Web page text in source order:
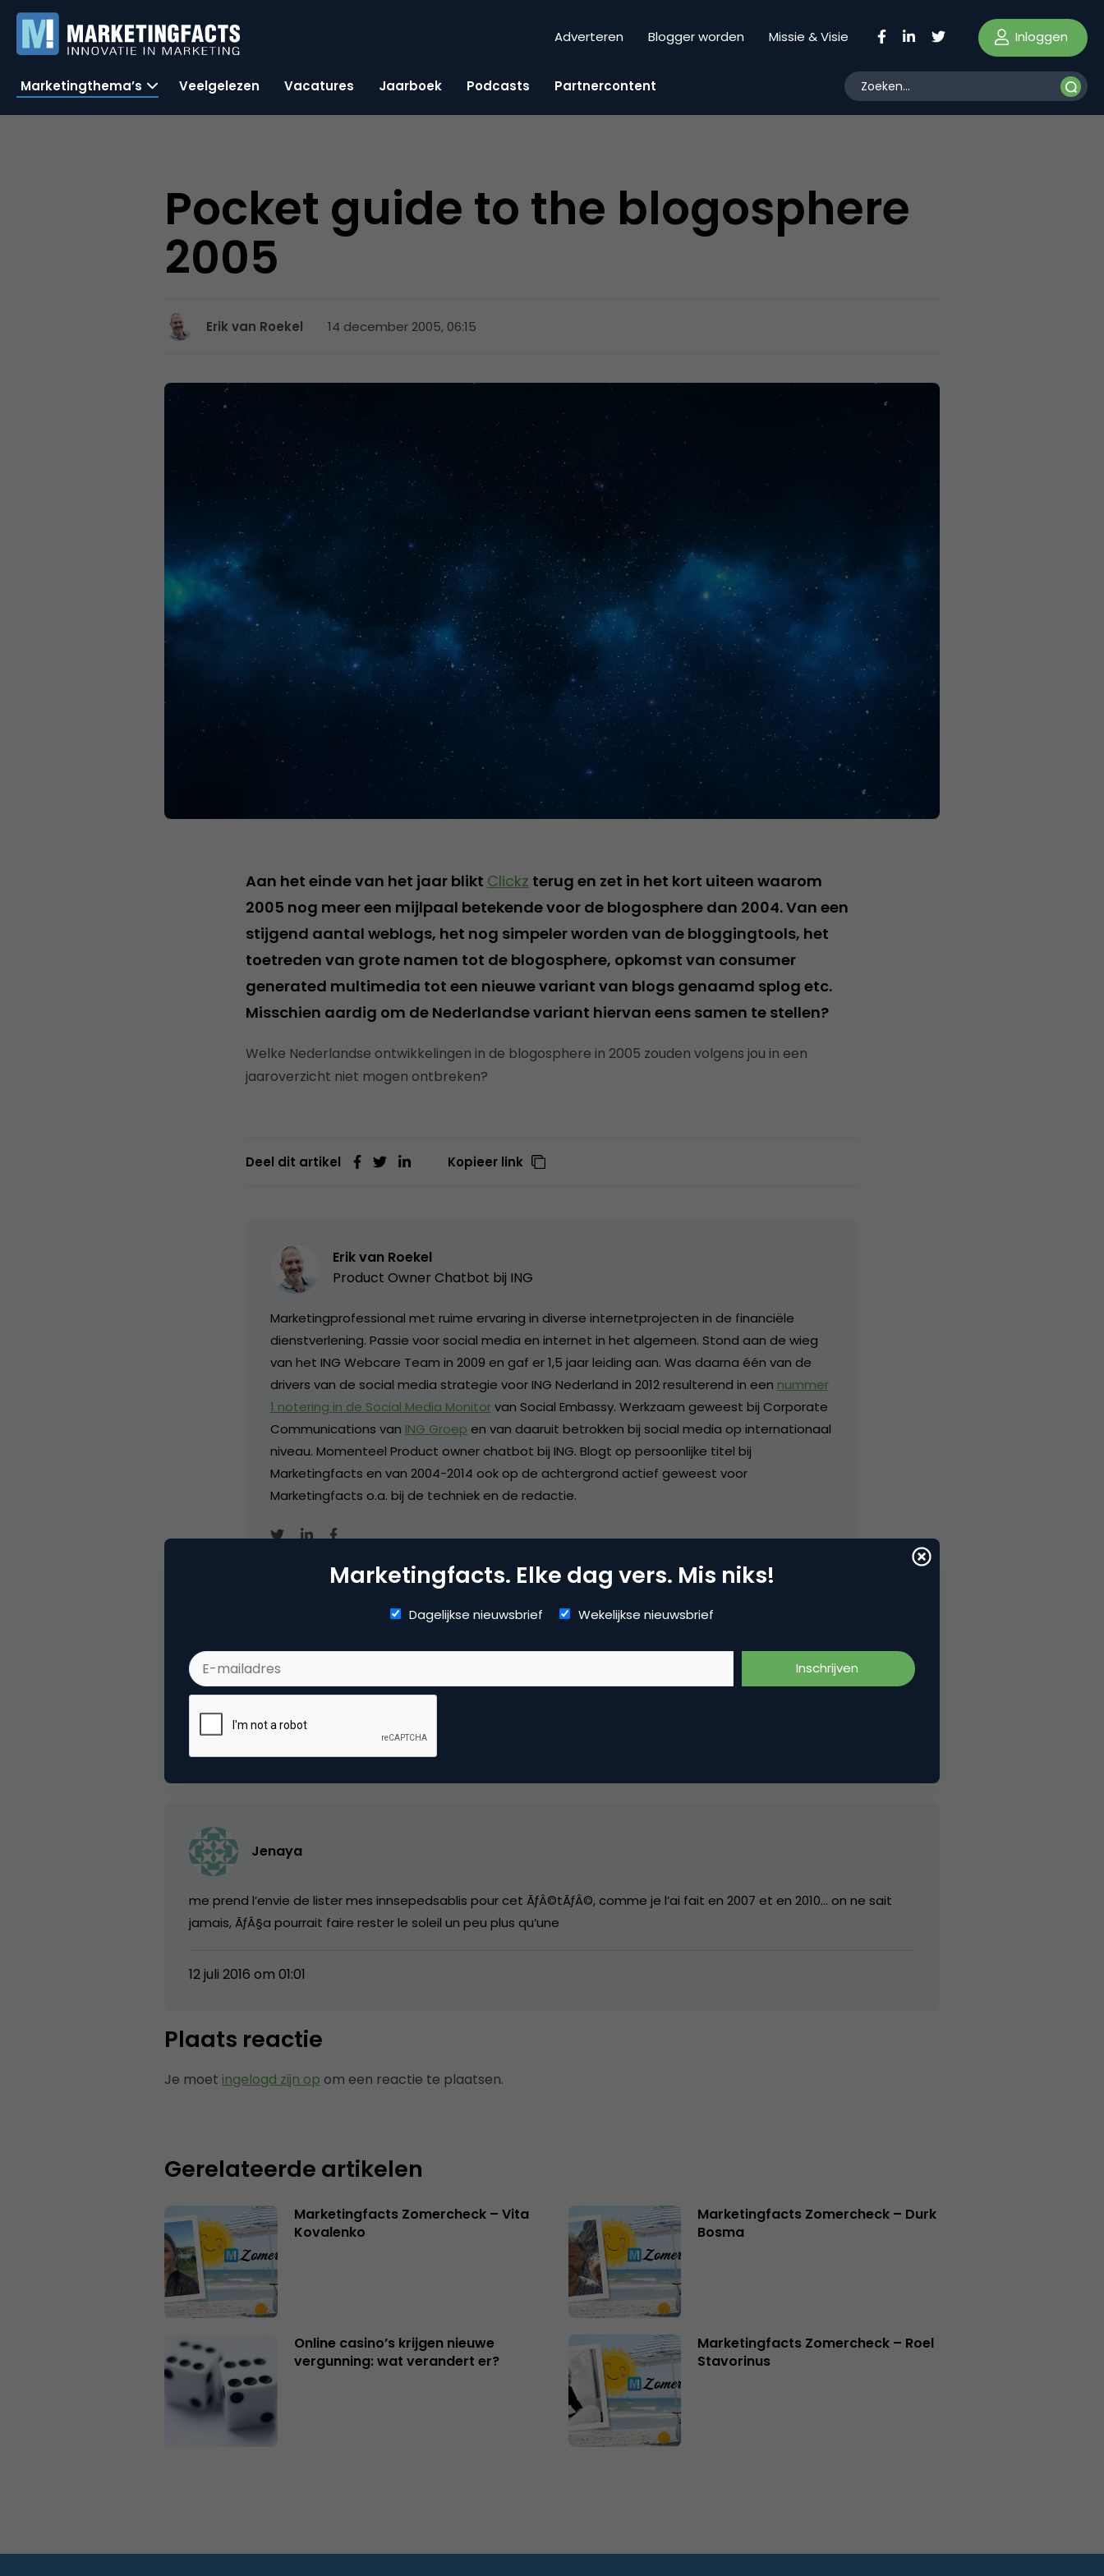
Adverteren Blogger worden Missie & Visie Inloggen
Marketingthema’s Veelgelezen Vacatures Jaarboek Podcasts Partnercontent
Pocket guide to the blogosphere
2005
Erik van Roekel 14 december 2005, 06:15
Aan het einde van het jaar blikt Clickz terug en zet in het kort uiteen waarom
2005 nog meer een mijlpaal betekende voor de blogosphere dan 2004. Van een
stijgend aantal weblogs, het nog simpeler worden van de bloggingtools, het
toetreden van grote namen tot de blogosphere, opkomst van consumer
generated multimedia tot een nieuwe variant van blogs genaamd splog etc.
Misschien aardig om de Nederlandse variant hiervan eens samen te stellen?
Welke Nederlandse ontwikkelingen in de blogosphere in 2005 zouden volgens jou in een
jaaroverzicht niet mogen ontbreken?
Deel dit artikel Kopieer link
Erik van Roekel
Product Owner Chatbot bij ING
Marketingprofessional met ruime ervaring in diverse internetprojecten in de financiële
dienstverlening. Passie voor social media en internet in het algemeen. Stond aan de wieg
van het ING Webcare Team in 2009 en gaf er 1,5 jaar leiding aan. Was daarna één van de
drivers van de social media strategie voor ING Nederland in 2012 resulterend in een nummer
1 notering in de Social Media Monitorvan Social Embassy. Werkzaam geweest bij Corporate
Communications van ING Groep en van daaruit betrokken bij social media op internationaal
niveau. Momenteel Product owner chatbot bij ING. Blogt op persoonlijke titel bij
Marketingfacts en van 2004-2014 ook op de achtergrond actief geweest voor
Marketingfacts o.a. bij de techniek en de redactie.
1 Reactie
Jenaya
me prend l’envie de lister mes innsepedsablis pour cet ÃƒÂ©tÃƒÂ©, comme je l’ai fait en 2007 et en 2010… on ne sait
jamais, ÃƒÂ§a pourrait faire rester le soleil un peu plus qu’une
12 juli 2016 om 01:01
Plaats reactie
Je moet ingelogd zijn op om een reactie te plaatsen.
Gerelateerde artikelen
Marketingfacts Zomercheck – Vita
Kovalenko
Marketingfacts Zomercheck – Durk
Bosma
Online casino’s krijgen nieuwe
vergunning: wat verandert er?
Marketingfacts Zomercheck – Roel
Stavorinus
Marketingfacts. Elke dag vers. Mis niks!
Dagelijkse nieuwsbrief Wekelijkse nieuwsbrief